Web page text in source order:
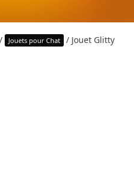
/ Jouets pour Chat
/ Jouet Glitty